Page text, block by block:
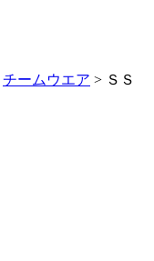
チームウエア > ＳＳ